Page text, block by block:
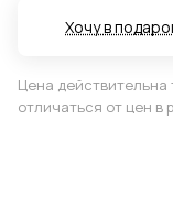
Хочу в
Цена
отличаться от цен в